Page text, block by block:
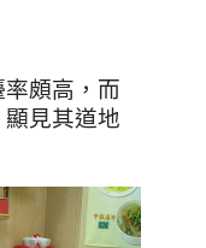
率頗高 ，而
顯見其道地